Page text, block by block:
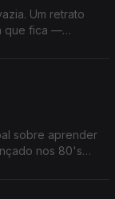
Um retrato
que fica —
sobre aprender
nos 80's